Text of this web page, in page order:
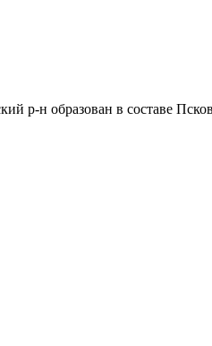
р-н образован в составе